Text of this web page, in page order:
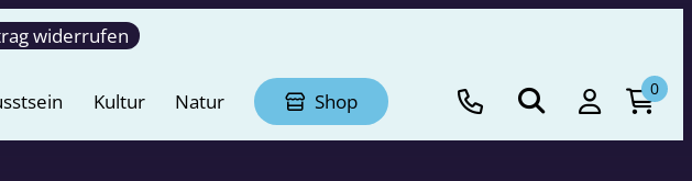
widerrufen
Kultur Natur Shop
0